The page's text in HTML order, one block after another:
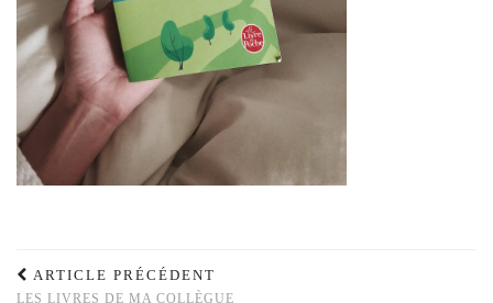
ARTICLE PRÉCÉDENT
LES LIVRES DE MA COLLÈGUE